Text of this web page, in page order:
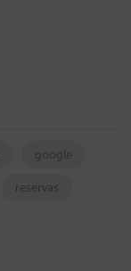
google
reservas